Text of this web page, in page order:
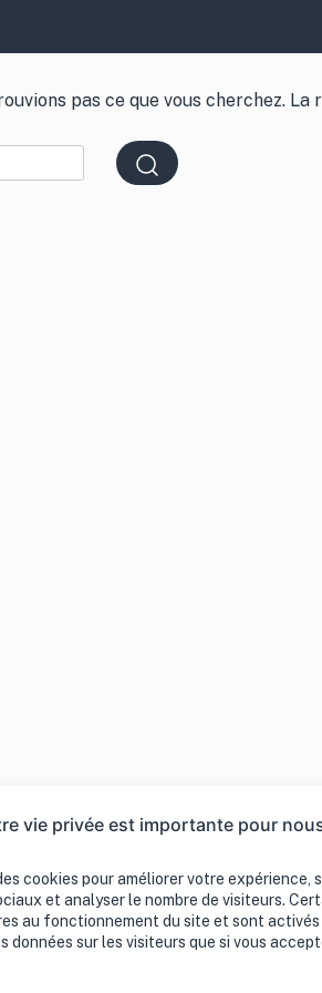
vie privée est importante pour
cookies pour améliorer votre expérience,
et analyser le nombre de visiteurs.
au fonctionnement du site et sont
données sur les visiteurs que si vous
pas ce que vous cherchez.